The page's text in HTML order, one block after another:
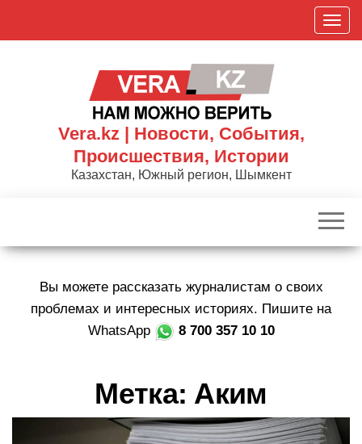
П
о
к
р
а
Vera.kz | Новости, События,
Происшествия, Истории
Казахстан, Южный регион, Шымкент
Вы можете рассказать журналистам о своих
проблемах и интересных историях. Пишите на
WhatsApp
8 700 357 10 10
Метка: Аким